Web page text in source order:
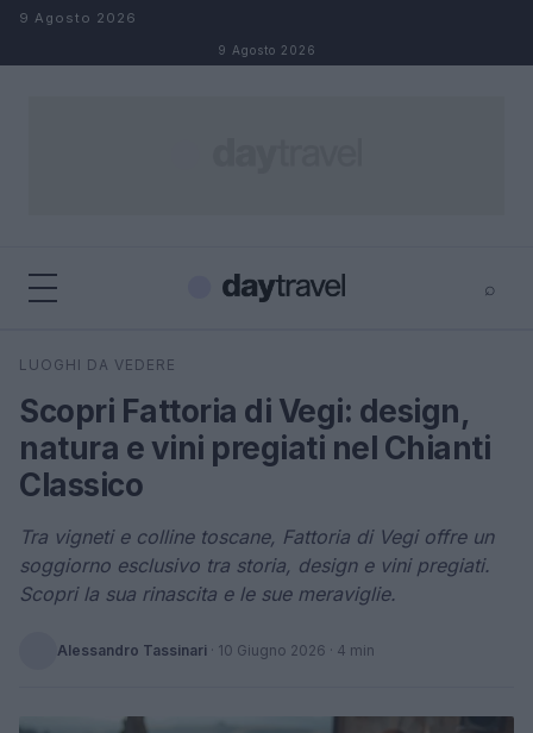
Salta al contenuto
9 Agosto 2026
9 Agosto 2026
⌕
Cerca
LUOGHI DA VEDERE
Scopri Fattoria di Vegi: design,
natura e vini pregiati nel Chianti
Classico
Tra vigneti e colline toscane, Fattoria di Vegi offre un
soggiorno esclusivo tra storia, design e vini pregiati.
Scopri la sua rinascita e le sue meraviglie.
Alessandro Tassinari · 10 Giugno 2026 · 4 min